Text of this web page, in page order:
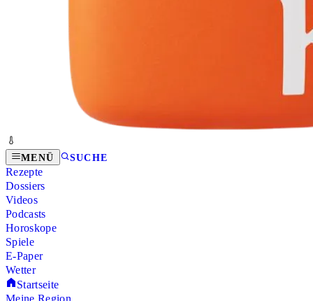
MENÜ SUCHE
Rezepte
Dossiers
Videos
Podcasts
Horoskope
Spiele
E-Paper
Wetter
Startseite